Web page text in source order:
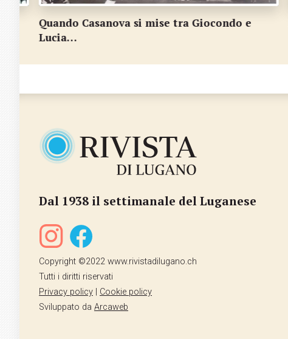
La Costa dei barbari
Dal 1938 il settimanale del Luganese
Copyright ©2022 www.rivistadilugano.ch
Tutti i diritti riservati
Privacy policy
Cookie policy
Sviluppato da Arcaweb